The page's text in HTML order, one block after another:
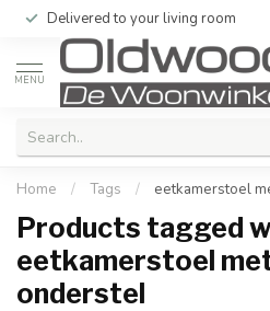
Delivered to your living room
MENU
Home / Tags / eetkamerstoel
Products tagged
eetkamerstoel
onderstel